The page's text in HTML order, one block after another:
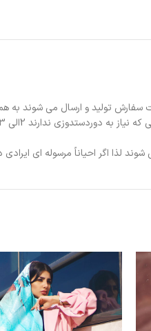
سفارش تولید و ارسال می شوند
که نیاز به دوردستدوزی دارند حدوداً یک هفته زمانبر خواهد بود.
لذا اگر احیاناً مرسوله ای